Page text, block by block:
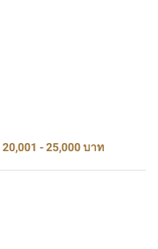
- 25,000 บาท